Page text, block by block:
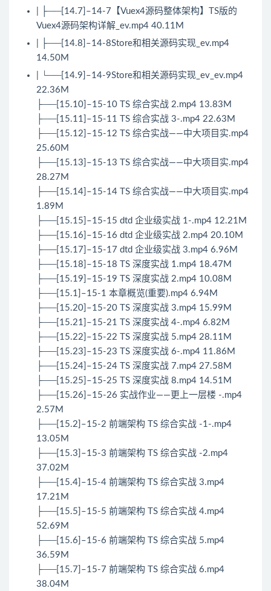
| ├──[14.7]–14-7【Vuex4源码整体架构】TS版的
Vuex4源码架构详解_ev.mp4 40.11M
| ├──[14.8]–14-8Store和相关源码实现_ev.mp4
14.50M
| └──[14.9]–14-9Store和相关源码实现_ev_ev.mp4
22.36M
├──[15.10]–15-10 TS 综合实战 2.mp4 13.83M
├──[15.11]–15-11 TS 综合实战 3-.mp4 22.63M
├──[15.12]–15-12 TS 综合实战——中大项目实.mp4
25.60M
├──[15.13]–15-13 TS 综合实战——中大项目实.mp4
28.27M
├──[15.14]–15-14 TS 综合实战——中大项目实.mp4
1.89M
├──[15.15]–15-15 dtd 企业级实战 1-.mp4 12.21M
├──[15.16]–15-16 dtd 企业级实战 2.mp4 20.10M
├──[15.17]–15-17 dtd 企业级实战 3.mp4 6.96M
├──[15.18]–15-18 TS 深度实战 1.mp4 18.47M
├──[15.19]–15-19 TS 深度实战 2.mp4 10.08M
├──[15.1]–15-1 本章概览(重要).mp4 6.94M
├──[15.20]–15-20 TS 深度实战 3.mp4 15.99M
├──[15.21]–15-21 TS 深度实战 4-.mp4 6.82M
├──[15.22]–15-22 TS 深度实战 5.mp4 28.11M
├──[15.23]–15-23 TS 深度实战 6-.mp4 11.86M
├──[15.24]–15-24 TS 深度实战 7.mp4 27.58M
├──[15.25]–15-25 TS 深度实战 8.mp4 14.51M
├──[15.26]–15-26 实战作业——更上一层楼 -.mp4
2.57M
├──[15.2]–15-2 前端架构 TS 综合实战 -1-.mp4
13.05M
├──[15.3]–15-3 前端架构 TS 综合实战 -2.mp4
37.02M
├──[15.4]–15-4 前端架构 TS 综合实战 3.mp4
17.21M
├──[15.5]–15-5 前端架构 TS 综合实战 4.mp4
52.69M
├──[15.6]–15-6 前端架构 TS 综合实战 5.mp4
36.59M
├──[15.7]–15-7 前端架构 TS 综合实战 6.mp4
38.04M